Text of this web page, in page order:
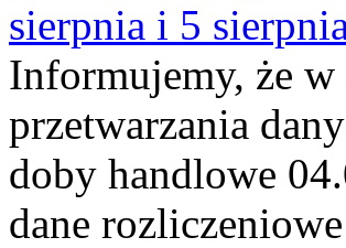
sierpnia i 5
Informujemy, że
przetwarzania
doby handlowe
dane